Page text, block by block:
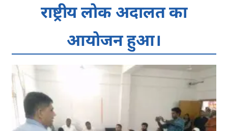
राष्ट्रीय लोक अदालत का
आयोजन हुआ।